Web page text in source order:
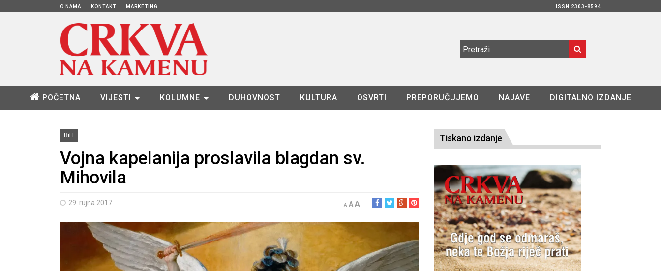
O NAMA KONTAKT MARKETING ISSN 2303-8594
POČETNA VIJESTI KOLUMNE DUHOVNOST KULTURA OSVRTI PREPORUČUJEMO NAJAVE DIGITALNO IZDANJE
BiH
Vojna kapelanija proslavila blagdan sv.
Mihovila
29. rujna 2017. A AA
Tiskano izdanje